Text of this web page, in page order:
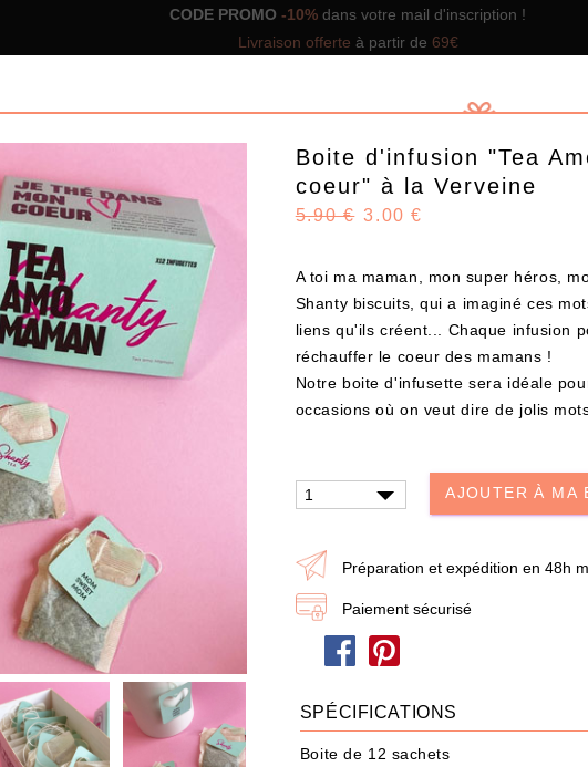
CODE PROMO -10% dans votre mail d'inscription !
Livraison offerte à partir de 69€
NOS DESIGNS DE BOX
Design
Boite d'infusion "Tea
coeur" à la Verveine
5.90 € 3.00 €
A toi ma maman, mon super héros,
Shanty biscuits, qui a imaginé ces
liens qu'ils créent... Chaque infusion
réchauffer le coeur des mamans !
Notre boite d'infusette sera idéale
occasions où on veut dire de jolis
AJOUTER À MA
Préparation et expédition en 48h
Paiement sécurisé
SPÉCIFICATIONS
Boite de 12 sachets
CHOISISSEZ VOS PRODUITS
Lui dire je t'aime Papa / Maman
Joyeux Noël
Offrir une Box cadeau n'a jamais été aussi simple : choisissez les produits et ajoutez-les à votre
PRIX POUR QUI ?